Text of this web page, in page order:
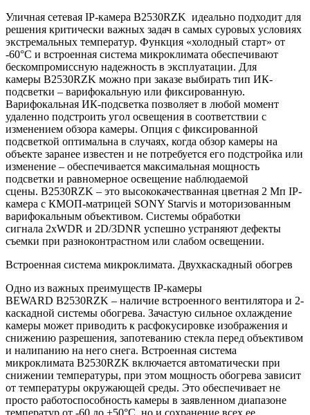
Уличная сетевая IP-камера B2530RZK идеально подходит для
решения критически важных задач в самых суровых условиях
экстремальных температур. Функция «холодный старт» от
-60°С и встроенная система микроклимата обеспечивают
бескомпромиссную надежность в эксплуатации. Для
камеры B2530RZK можно при заказе выбирать тип ИК-
подсветки – варифокальную или фиксированную.
Варифокальная ИК-подсветка позволяет в любой момент
удаленно подстроить угол освещения в соответствии с
изменением обзора камеры. Опция с фиксированной
подсветкой оптимальна в случаях, когда обзор камеры на
объекте заранее известен и не потребуется его подстройка или
изменение – обеспечивается максимальная мощность
подсветки и равномерное освещение наблюдаемой
сцены. B2530RZK – это высококачестванная цветная 2 Мп IP-
камера с КМОП-матрицей SONY Starvis и моторизованным
варифокальным объективом. Системы обработки
сигнала 2хWDR и 2D/3DNR успешно устраняют дефекты
съемки при разноконтрастном или слабом освещении.
Встроенная система микроклимата. Двухкаскадный обогрев
Одно из важных преимуществ IP-камеры
BEWARD B2530RZK – наличие встроенного вентилятора и 2-
каскадной системы обогрева. Зачастую сильное охлаждение
камеры может приводить к расфокусировке изображения и
снижению разрешения, запотеванию стекла перед объективом
и налипанию на него снега. Встроенная система
микроклимата B2530RZK включается автоматически при
снижении температуры, при этом мощность обогрева зависит
от температуры окружающей среды. Это обеспечивает не
просто работоспособность камеры в заявленном диапазоне
температур от -60 до +50°С, но и сохранение всех ее